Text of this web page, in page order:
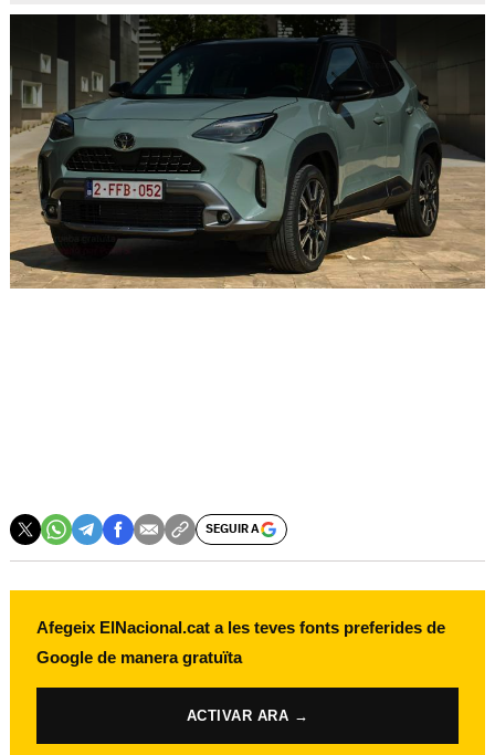
SEGUIR A
Afegeix ElNacional.cat a les teves fonts preferides de
Google de manera gratuïta
ACTIVAR ARA →